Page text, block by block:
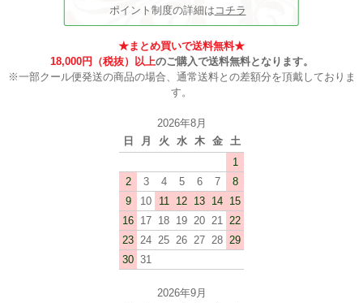
ポイント制度の詳細は コチラ
★まとめ買いで送料無料★
18,000円（税抜）以上のご購入で送料無料となります。
※一部クール便発送の商品の場合、通常送料との差額分を頂戴しておりま
す。
2026年8月
日
月 火 水 木 金
土
1
2
3 4 5 6 7
8
9
10 11 12 13 14 15
16 17 18 19 20 21
22
23 24 25 26 27 28 29
30 31
2026年9月